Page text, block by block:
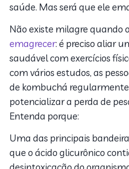
saúde. Mas será que ele
Não existe milagre quando
emagrecer: é preciso aliar
saudável com exercícios
com vários estudos, as
de kombuchá
potencializar a perda de
Entenda porque:
Uma das principais
que o ácido glicurônico